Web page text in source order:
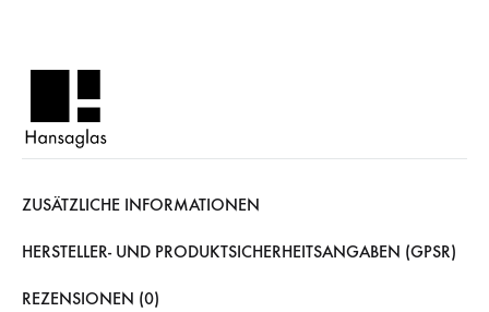
ZUSÄTZLICHE INFORMATIONEN
HERSTELLER- UND PRODUKTSICHERHEITSANGABEN (GPSR)
REZENSIONEN (0)